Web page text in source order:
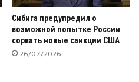
Сибига предупредил о
возможной попытке России
сорвать новые санкции США
26/07/2026